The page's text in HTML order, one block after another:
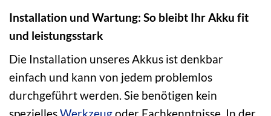
Installation und Wartung: So bleibt Ihr Akku fit
und leistungsstark
Die Installation unseres Akkus ist denkbar
einfach und kann von jedem problemlos
durchgeführt werden. Sie benötigen kein